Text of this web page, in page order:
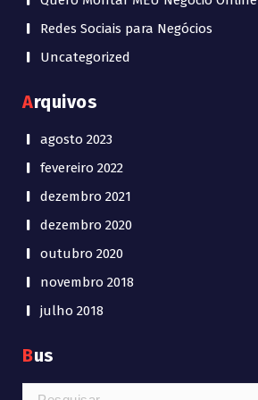
Redes Sociais para Negócios
Uncategorized
Arquivos
agosto 2023
fevereiro 2022
dezembro 2021
dezembro 2020
outubro 2020
novembro 2018
julho 2018
Bus